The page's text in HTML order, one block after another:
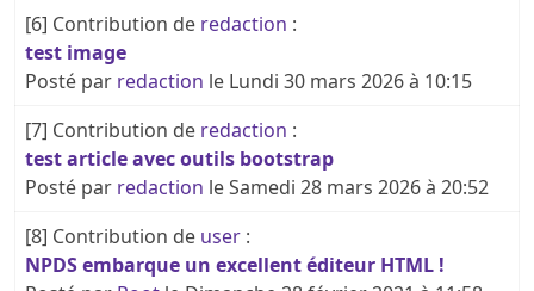
[6] Contribution de redaction :
test image
Posté par redaction le Lundi 30 mars 2026 à 10:15
[7] Contribution de redaction :
test article avec outils bootstrap
Posté par redaction le Samedi 28 mars 2026 à 20:52
[8] Contribution de user :
NPDS embarque un excellent éditeur HTML !